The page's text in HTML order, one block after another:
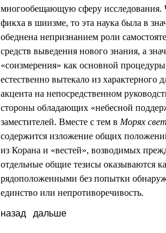
многообещающую сферу исследования.
фикха в шиизме, то эта наука была в
обеднена непризнанием роли
средств выведения нового знания, а
«соизмерения» как основной
естественно вытекало из характерного
акцента на непосредственном
стороны обладающих «небесной
заместителей. Вместе с тем в Морях
содержится изложение общих
из Корана и «вестей», возводимых
отдельные общие тезисы оказываются
рядоположенными без попытки
единство или непротиворечивость.
назад дальше